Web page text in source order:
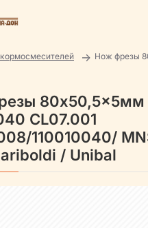
Нож фрезы
80x50,5x5мм
CL07.001
110010040/
/ Unibal